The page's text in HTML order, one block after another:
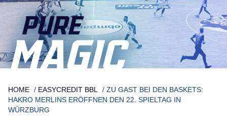
PURE
MAGIC
HOME / EASYCREDIT BBL / ZU GAST BEI DEN BASKETS:
HAKRO MERLINS ERÖFFNEN DEN 22. SPIELTAG IN
WÜRZBURG